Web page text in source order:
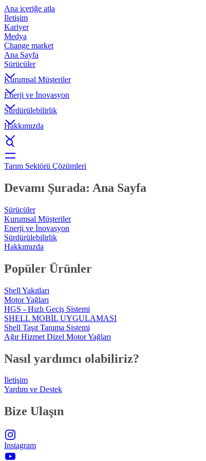
Ana içeriğe atla
İletişim
Kariyer
Medya
Change market
Ana Sayfa
Sürücüler
Kurumsal Müşteriler
Enerji ve İnovasyon
Sürdürülebilirlik
Hakkımızda
Tarım Sektörü Çözümleri
Devamı Şurada: Ana Sayfa
Sürücüler
Kurumsal Müşteriler
Enerji ve İnovasyon
Sürdürülebilirlik
Hakkımızda
Popüler Ürünler
Shell Yakıtları
Motor Yağları
HGS - Hızlı Geçiş Sistemi
SHELL MOBİL UYGULAMASI
Shell Taşıt Tanıma Sistemi
Ağır Hizmet Dizel Motor Yağları
Nasıl yardımcı olabiliriz?
İletişim
Yardım ve Destek
Bize Ulaşın
Instagram